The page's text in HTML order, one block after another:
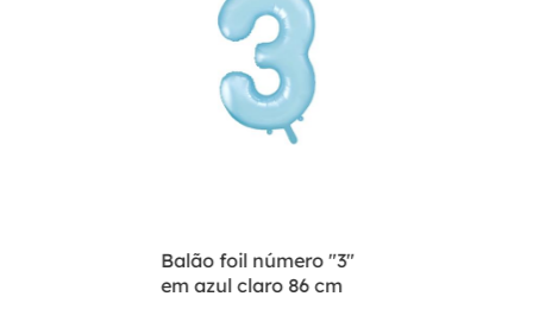
Balão foil número "3"
em azul claro 86 cm